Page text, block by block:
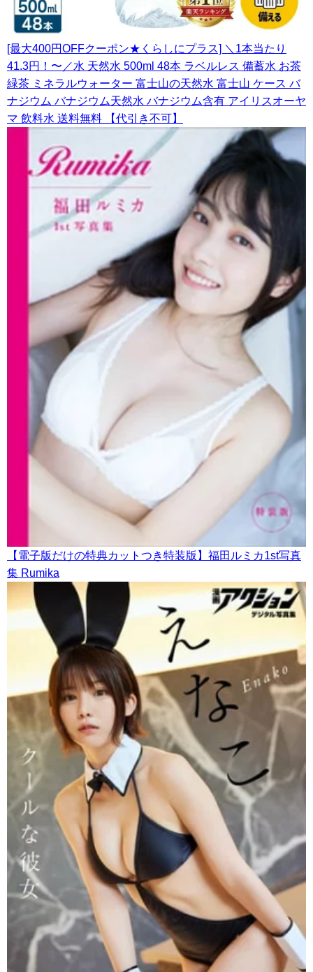
[最大400円OFFクーポン★くらしにプラス] ＼1本当たり
41.3円！〜／水 天然水 500ml 48本 ラベルレス 備蓄水 お茶
緑茶 ミネラルウォーター 富士山の天然水 富士山 ケース バ
ナジウム バナジウム天然水 バナジウム含有 アイリスオーヤ
マ 飲料水 送料無料 【代引き不可】
【電子版だけの特典カットつき特装版】福田ルミカ1st写真
集 Rumika